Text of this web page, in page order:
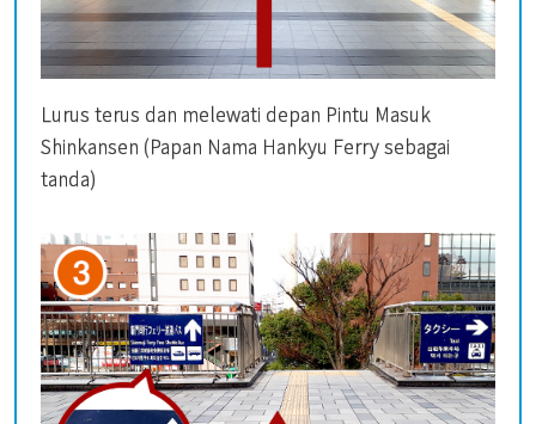
Lurus terus dan melewati depan Pintu Masuk
Shinkansen (Papan Nama Hankyu Ferry sebagai
tanda)